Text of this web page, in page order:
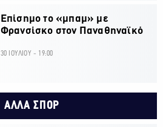
Επίσημο το «μπαμ» με
Φρανσίσκο στον Παναθηναϊκό
30 ΙΟΥΛΙΟΥ - 19:00
ΑΛΛΑ ΣΠΟΡ